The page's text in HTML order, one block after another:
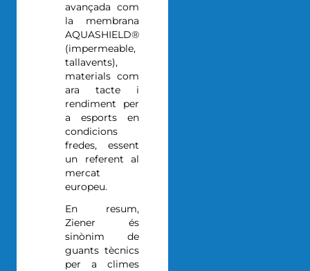
avançada com
la membrana
AQUASHIELD®
(impermeable,
tallavents),
materials com
ara tacte i
rendiment per
a esports en
condicions
fredes, essent
un referent al
mercat
europeu.
En resum,
Ziener és
sinònim de
guants tècnics
per a climes